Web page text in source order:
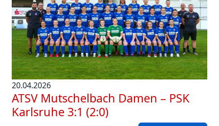
20.04.2026
ATSV Mutschelbach Damen – PSK
Karlsruhe 3:1 (2:0)